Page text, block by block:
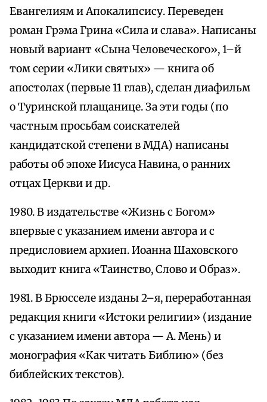
Евангелиям и Апокалипсису. Переведен
роман Грэма Грина «Сила и слава». Написаны
новый вариант «Сына Человеческого», 1–й
том серии «Лики святых» — книга об
апостолах (первые 11 глав), сделан диафильм
о Туринской плащанице. За эти годы (по
частным просьбам соискателей
кандидатской степени в МДА) написаны
работы об эпохе Иисуса Навина, о ранних
отцах Церкви и др.
1980. В издательстве «Жизнь с Богом»
впервые с указанием имени автора и с
предисловием архиеп. Иоанна Шаховского
выходит книга «Таинство, Слово и Образ».
1981. В Брюсселе изданы 2–я, переработанная
редакция книги «Истоки религии» (издание
с указанием имени автора — А. Мень) и
монография «Как читать Библию» (без
библейских текстов).